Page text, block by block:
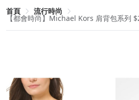
首頁 流行時尚
【都會時尚】Michael Kors 肩背包系列